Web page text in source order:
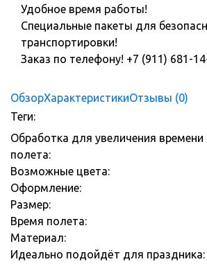
Удобное время работы!
Специальные пакеты для
транспортировки!
Заказ по телефону! +7 (911) 681-
ОбзорХарактеристикиОтзывы (0)
Теги:
Обработка для увеличения времени
полета:
Возможные цвета:
Оформление:
Размер:
Время полета:
Материал:
Идеально подойдёт для праздника: